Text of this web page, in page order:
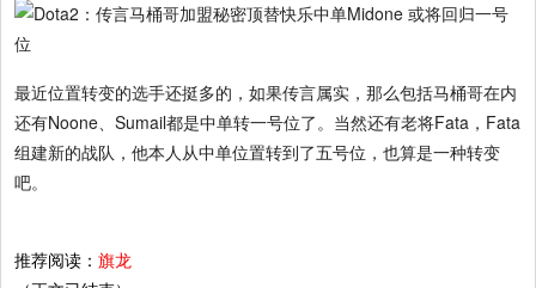
最近位置转变的选手还挺多的，如果传言属实，那么包括马桶哥在内
还有Noone、Sumail都是中单转一号位了。当然还有老将Fata，Fata
组建新的战队，他本人从中单位置转到了五号位，也算是一种转变
吧。
推荐阅读：旗龙